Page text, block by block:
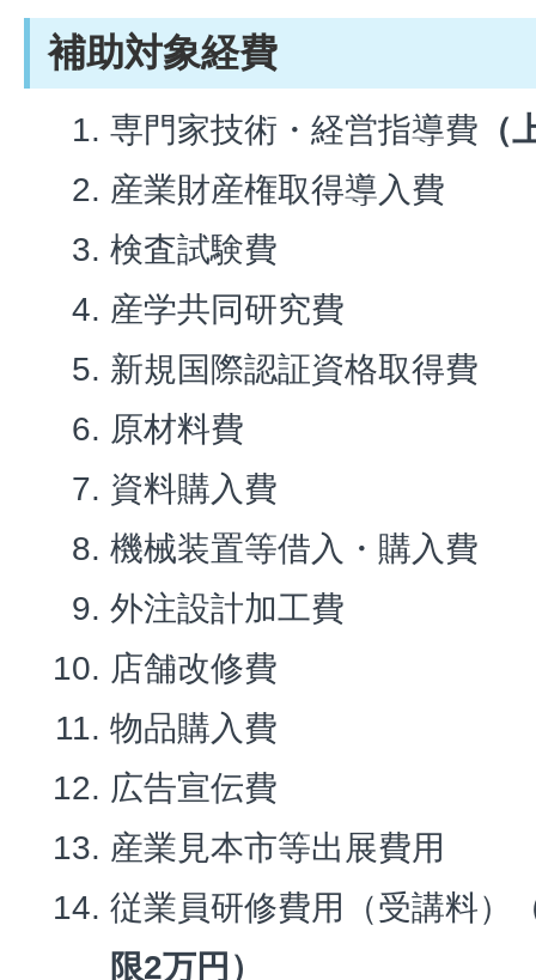
補助対象経費
専門家技術・経営指導費 （
産業財産権取得導入費
検査試験費
産学共同研究費
新規国際認証資格取得費
原材料費
資料購入費
機械装置等借入・購入費
外注設計加工費
店舗改修費
物品購入費
広告宣伝費
産業見本市等出展費用
従業員研修費用（受講料）
限2万円）